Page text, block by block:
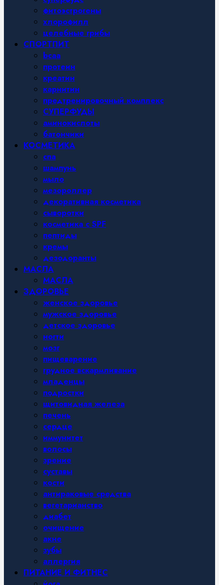
фитоэстрогены
хлорофилл
целебные грибы
СПОРТПИТ
bcaa
протеин
креатин
карнитин
предтренировочный комплекс
СУПЕРФУДЫ
аминокислоты
батончики
КОСМЕТИКА
спа
шампунь
мыло
мезороллер
декоративная косметика
сыворотки
косметика с SPF
пептиды
кремы
дезодоранты
МАСЛА
МАСЛА
ЗДОРОВЬЕ
женское здоровье
мужское здоровье
детское здоровье
ногти
мозг
пищеварение
грудное вскармливание
младенцы
подростки
щитовидная железа
печень
сердце
иммунитет
волосы
зрение
суставы
кости
антираковые средства
вегетарианство
диабет
очищение
акне
зубы
аллергия
ПИТАНИЕ И ФИТНЕС